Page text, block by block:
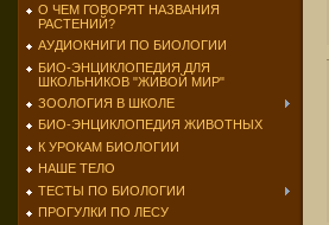
О ЧЕМ ГОВОРЯТ НАЗВАНИЯ
РАСТЕНИЙ?
АУДИОКНИГИ ПО БИОЛОГИИ
БИО-ЭНЦИКЛОПЕДИЯ ДЛЯ
ШКОЛЬНИКОВ "ЖИВОЙ МИР"
ЗООЛОГИЯ В ШКОЛЕ
БИО-ЭНЦИКЛОПЕДИЯ ЖИВОТНЫХ
К УРОКАМ БИОЛОГИИ
НАШЕ ТЕЛО
ТЕСТЫ ПО БИОЛОГИИ
ПРОГУЛКИ ПО ЛЕСУ